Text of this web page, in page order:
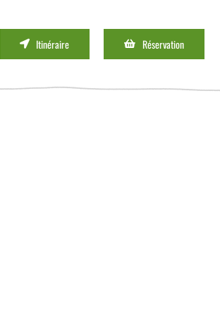
Itinéraire Réservation